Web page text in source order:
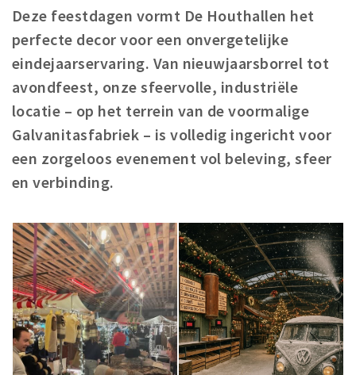
Koopzondagen
Bezienswaardigheden
Musea, theaters & podia
Uitjes & activiteiten
Natuurgebieden
Baroniepoorten
Deze feestdagen vormt De Houthallen het
perfecte decor voor een onvergetelijke
eindejaarservaring. Van nieuwjaarsborrel tot
avondfeest, onze sfeervolle, industriële
locatie – op het terrein van de voormalige
Galvanitasfabriek – is volledig ingericht voor
een zorgeloos evenement vol beleving, sfeer
en verbinding.